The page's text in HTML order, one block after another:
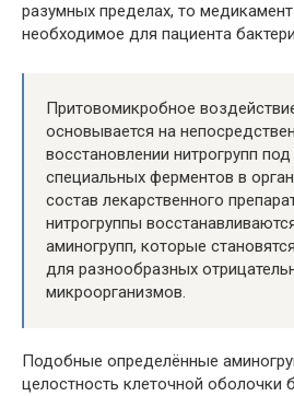
разумных пределах, то
необходимое для пациента
Притовомикробное
основывается на
восстановлении нитрогрупп
специальных ферментов в
состав лекарственного
нитрогруппы
аминогрупп, которые
для разнообразных
микроорганизмов.
Подобные определённые
целостность клеточной оболочки